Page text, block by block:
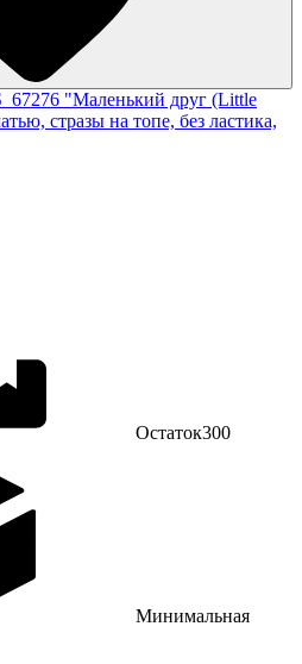
"Маленький друг (Little
стразы на топе, без ластика,
Остаток300
Минимальная